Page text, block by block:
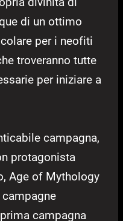
di un ottimo
per i neofiti
troveranno tutte
per iniziare a
campagna,
protagonista
Age of Mythology
campagna